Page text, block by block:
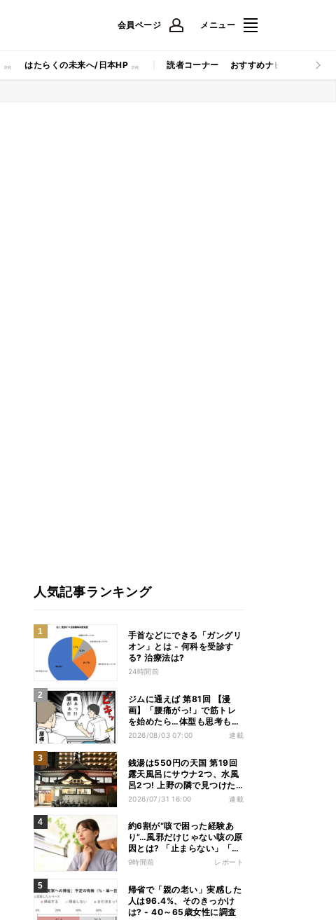
会員ページ メニュー
はたらくの未来へ/日本HP 読者コーナー おすすめナビ マイナビ
人気記事ランキング
手首などにできる「ガングリ
オン」とは - 何科を受診す
る? 治療法は?
24時間前
ジムに通えば 第81回 【漫
画】「腰痛がっ!」で筋トレ
を始めたら…体型も思考も別
人になっていた
2026/08/03 07:00 連載
銭湯は550円の天国 第19回
露天風呂にサウナ2つ、水風
呂2つ! 上野の隣で見つけた
東京屈指の人気銭湯
2026/07/31 16:00 連載
約6割が“咳で困った経験あ
り”…風邪だけじゃない咳の原
因とは? 「止まらない」「眠
れない」悩みを医師が解説
9時間前 レポート
帰省で「親の老い」実感した
人は96.4%、そのきっかけ
は? - 40～65歳女性に調査